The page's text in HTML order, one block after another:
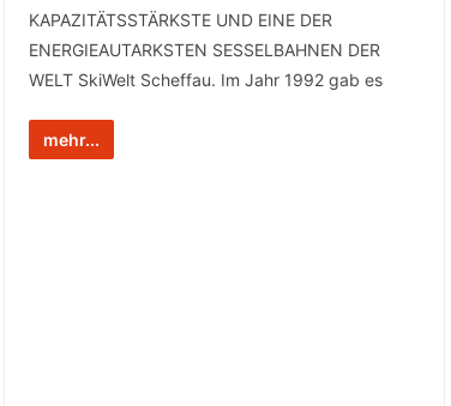
KAPAZITÄTSSTÄRKSTE UND EINE DER
ENERGIEAUTARKSTEN SESSELBAHNEN DER
WELT SkiWelt Scheffau. Im Jahr 1992 gab es
mehr...